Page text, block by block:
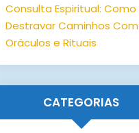
Consulta Espiritual: Como
Destravar Caminhos Com
Oráculos e Rituais
CATEGORIAS